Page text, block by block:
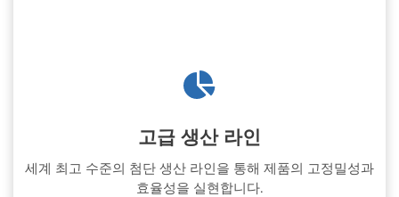
고급 생산 라인
세계 최고 수준의 첨단 생산 라인을 통해 제품의 고정밀성과
효율성을 실현합니다.